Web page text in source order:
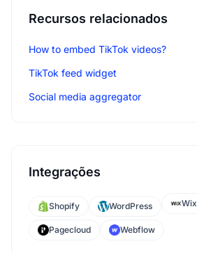
Recursos relacionados
How to embed TikTok videos?
TikTok feed widget
Social media aggregator
Integrações
Shopify WordPress Wix
Pagecloud Webflow